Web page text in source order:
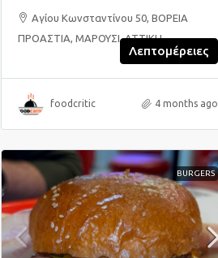
Αγίου Κωνσταντίνου 50, ΒΟΡΕΙΑ
ΠΡΟΑΣΤΙΑ, ΜΑΡΟΥΣΙ, ΑΤΤΙΚΗ
Λεπτομέρειες
foodcritic 4 months ago
BURGERS